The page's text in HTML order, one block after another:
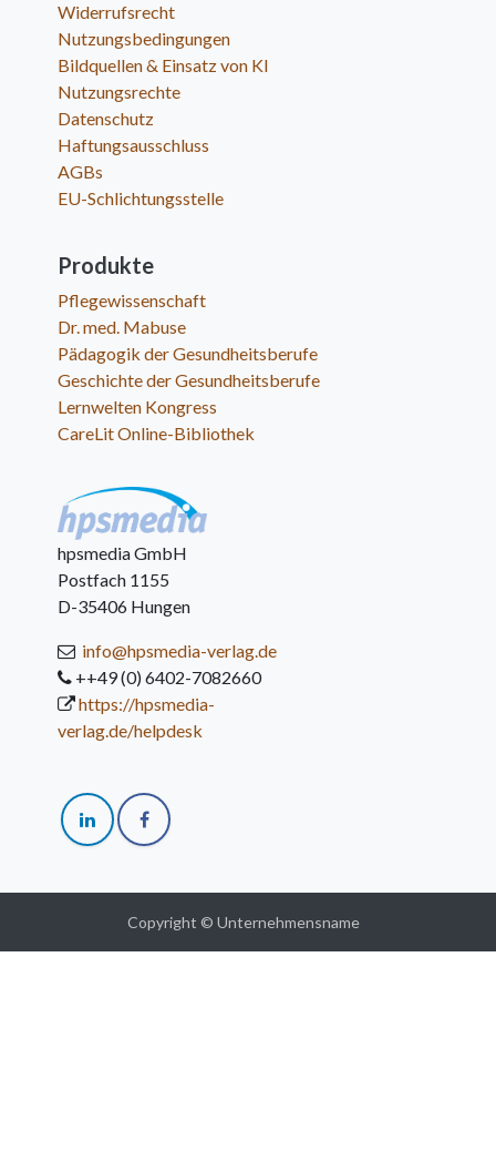
Widerrufsrecht
Nutzungsbedingungen
Bildquellen & Einsatz von KI
Nutzungsrechte
Datenschutz
Haftungsausschluss
AGBs
EU-Schlichtungsstelle
Produkte
Pflegewissenschaft
Dr. med. Mabuse
Pädagogik der Gesundheitsberufe
Geschichte der Gesundheitsberufe
Lernwelten Kongress
CareLit Online-Bibliothek
hpsmedia GmbH
Postfach 1155
D-35406 Hungen
info@hpsmedia-verlag.de
++49 (0) 6402-7082660
https://hpsmedia-
verlag.de/helpdesk
Copyright © Unternehmensname